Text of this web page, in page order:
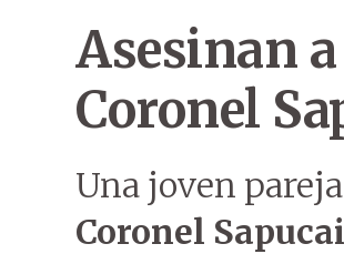
Asesinan
Coronel
Una joven
Coronel